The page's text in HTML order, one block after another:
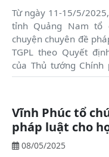
Từ ngày 11-15/5/
tỉnh Quảng Nam tổ
chuyện chuyên đề
TGPL theo Quyết
của Thủ tướng Chính
tiêu quốc gia giảm
Vĩnh Phúc tổ
pháp luật cho
08/05/2025